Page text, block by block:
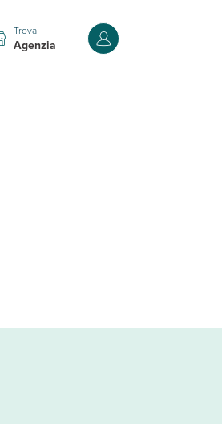
Trova
Agenzia Accedi o registrati